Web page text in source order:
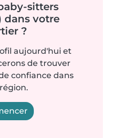
sitters
dans votre
?
aujourd'hui et
de trouver
confiance dans